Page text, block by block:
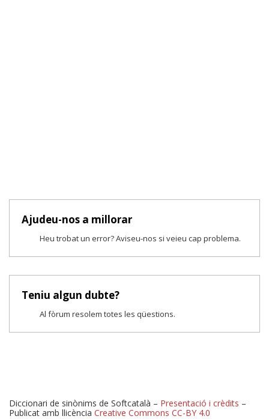
Ajudeu-nos a millorar
Heu trobat un error? Aviseu-nos si veieu cap problema.
Teniu algun dubte?
Al fòrum resolem totes les qüestions.
Diccionari de sinònims de Softcatalà – Presentació i crèdits –
Publicat amb llicència Creative Commons CC-BY 4.0